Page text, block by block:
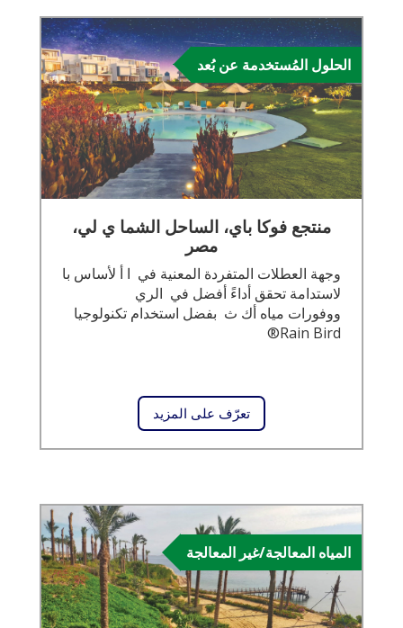
الحلول المُستخدمة عن بُعد
منتجع فوكا باي، الساحل الشما ي لي،
مصر
وجهة العطلات المتفردة المعنية في ا أ لأساس با
لاستدامة تحقق أداءً أفضل في الري
ووفورات مياه أك ث بفضل استخدام تكنولوجيا
Rain Bird®
تعرّف على المزيد
المياه المعالجة/غير المعالجة